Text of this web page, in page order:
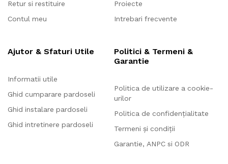
Retur si restituire
Contul meu
Proiecte
Intrebari frecvente
Ajutor & Sfaturi Utile
Informatii utile
Ghid cumparare pardoseli
Ghid instalare pardoseli
Ghid intretinere pardoseli
Politici & Termeni &
Garantie
Politica de utilizare a cookie-
urilor
Politica de confidențialitate
Termeni și condiții
Garantie, ANPC si ODR